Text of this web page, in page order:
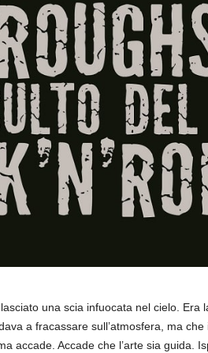
una scia infuocata nel cielo. Era
a fracassare sull’atmosfera, ma
accade. Accade che l’arte sia guida.